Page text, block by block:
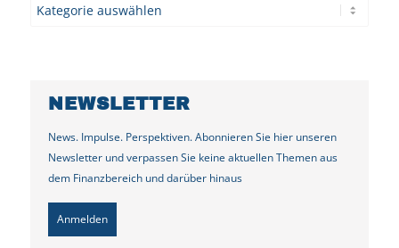
NEWSLETTER
News. Impulse. Perspektiven. Abonnieren Sie hier unseren
Newsletter und verpassen Sie keine aktuellen Themen aus
dem Finanzbereich und darüber hinaus
Anmelden